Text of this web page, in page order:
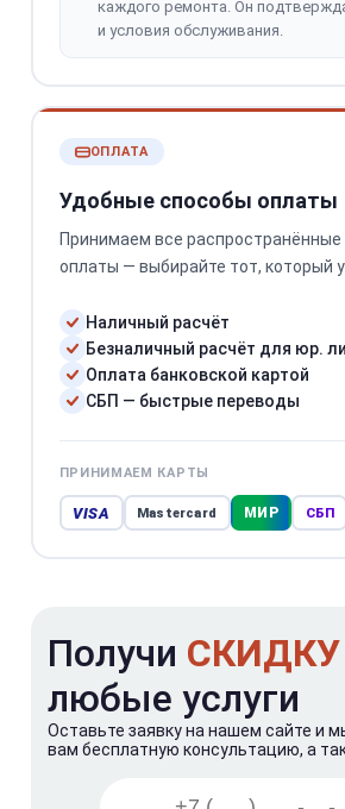
каждого ремонта. Он
и условия обслуживания.
ОПЛАТА
Удобные способы оплаты
Принимаем все
оплаты — выбирайте тот, который
Наличный расчёт
Безналичный расчёт для юр.
Оплата банковской картой
СБП — быстрые переводы
ПРИНИМАЕМ КАРТЫ
VISA Mastercard МИР СБП
Получи СКИДКУ
любые услуги
Оставьте заявку на нашем сайте и
вам бесплатную консультацию, а